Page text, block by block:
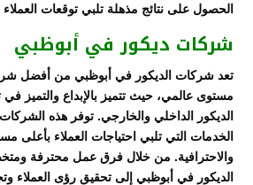
الحصول على نتائج مذهلة تلبي توقعات
شركات ديكور في أبوظبي
تعد شركات الديكور في أبوظبي من أفضل
مستوى عالمي، حيث تتميز بالإبداع والتميز في
الديكور الداخلي والخارجي. توفر هذه
الخدمات التي تلبي احتياجات العملاء بأعلى
والاحترافية. من خلال فرق عمل محترفة
الديكور في أبوظبي إلى تحقيق رؤى العملاء